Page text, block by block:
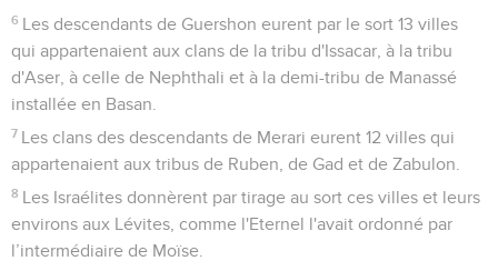
6 Les descendants de Guershon eurent par le sort 13 villes
qui appartenaient aux clans de la tribu d'Issacar, à la tribu
d'Aser, à celle de Nephthali et à la demi-tribu de Manassé
installée en Basan.
7 Les clans des descendants de Merari eurent 12 villes qui
appartenaient aux tribus de Ruben, de Gad et de Zabulon.
8 Les Israélites donnèrent par tirage au sort ces villes et leurs
environs aux Lévites, comme l'Eternel l'avait ordonné par
l’intermédiaire de Moïse.